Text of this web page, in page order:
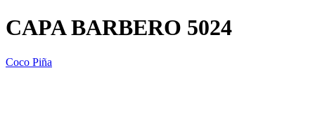
CAPA BARBERO 5024
Coco Piña